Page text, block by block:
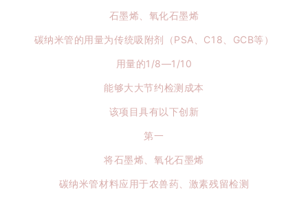
石墨烯、氧化石墨烯
碳纳米管的用量为传统吸附剂（PSA、C18、GCB等）
用量的1/8—1/10
能够大大节约检测成本
该项目具有以下创新
第一
将石墨烯、氧化石墨烯
碳纳米管材料应用于农兽药、激素残留检测